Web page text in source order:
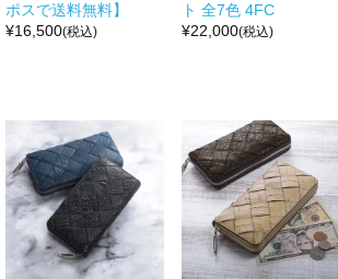
ポスで送料無料】
¥16,500(税込)
ト 全7色 4FC
¥22,000(税込)